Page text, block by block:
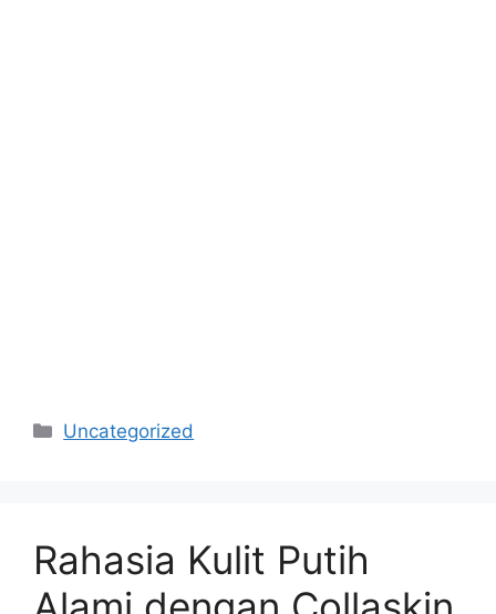
Categories
Uncategorized
Rahasia Kulit Putih